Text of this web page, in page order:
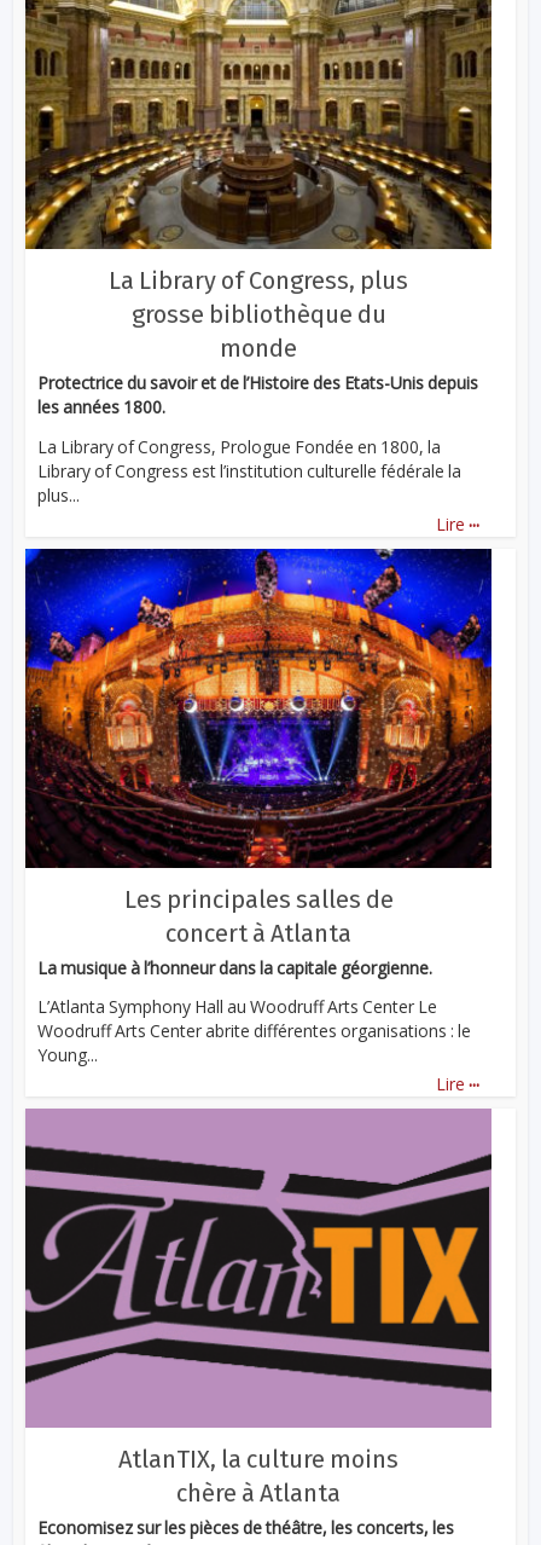
La Library of Congress, plus
grosse bibliothèque du
monde
Protectrice du savoir et de l’Histoire des Etats-Unis depuis
les années 1800.
La Library of Congress, Prologue Fondée en 1800, la
Library of Congress est l’institution culturelle fédérale la
plus...
Lire ...
Les principales salles de
concert à Atlanta
La musique à l’honneur dans la capitale géorgienne.
L’Atlanta Symphony Hall au Woodruff Arts Center Le
Woodruff Arts Center abrite différentes organisations : le
Young...
Lire ...
AtlanTIX, la culture moins
chère à Atlanta
Economisez sur les pièces de théâtre, les concerts, les